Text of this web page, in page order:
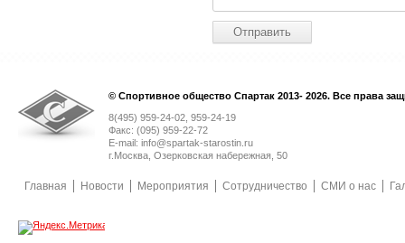
© Спортивное общество Спартак 2013- 2026. Все права
8(495) 959-24-02, 959-24-19
Факс: (095) 959-22-72
E-mail: info@spartak-starostin.ru
г.Москва, Озерковская набережная, 50
Главная Новости Мероприятия Сотрудничество СМИ о нас